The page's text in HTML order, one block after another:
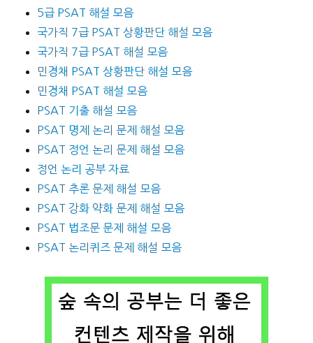
5급 PSAT 해설 모음
국가직 7급 PSAT 상황판단 해설 모음
국가직 7급 PSAT 해설 모음
민경채 PSAT 상황판단 해설 모음
민경채 PSAT 해설 모음
PSAT 기출 해설 모음
PSAT 명제 논리 문제 해설 모음
PSAT 정언 논리 문제 해설 모음
정언 논리 공부 자료
PSAT 추론 문제 해설 모음
PSAT 강화 약화 문제 해설 모음
PSAT 법조문 문제 해설 모음
PSAT 논리퀴즈 문제 해설 모음